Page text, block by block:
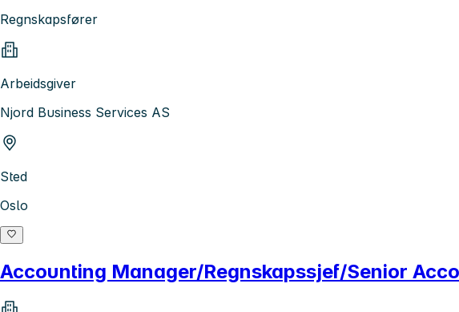
Regnskapsfører
Arbeidsgiver
Njord Business Services AS
Sted
Oslo
Accounting Manager/Regnskapssjef/Senior